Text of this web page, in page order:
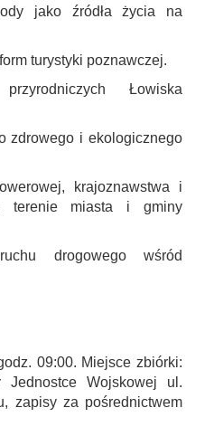
jako źródła życia na
turystyki poznawczej.
Łowiska
zdrowego i ekologicznego
krajoznawstwa i
terenie miasta i gminy
drogowego wśród
09:00. Miejsce zbiórki:
Wojskowej ul.
zapisy za pośrednictwem